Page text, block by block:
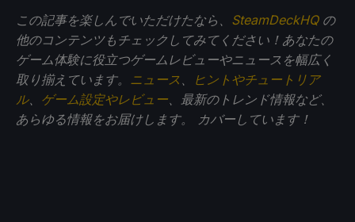
この記事を楽しんでいただけたなら、 SteamDeckHQの
他のコンテンツもチェックしてみてください！あなたの
ゲーム体験に役立つゲームレビューやニュースを幅広く
取り揃えています。 ニュース 、
ヒントやチュートリア
ル、 ゲーム設定やレビュー、最新のトレンド情報など、
あらゆる情報をお届けします。
カバーしています！